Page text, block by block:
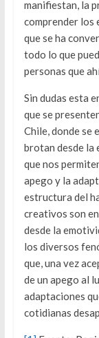
manifiestan, la
comprender los
que se ha
todo lo que
personas que
Sin dudas esta
que se
Chile, donde se
brotan desde la
que nos
apego y la
estructura del
creativos son
desde la
los diversos
que, una vez
de un apego al
adaptaciones
cotidianas